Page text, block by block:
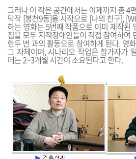
그러나 이 작은 공간에서는 이제까지 총 4
막작 [봉천9동]을 시작으로 [나의 친구],
하는 영화는 5번째 작품으로 이미 제작된
집을 모두 지적장애인들이 직접 참여하여
한두 번 과외 활동으로 참여하게 된다. 영
그 자체이며, 시나리오 작업은 참가자가
데는 2~3개월 시간이 소요된다고 한다.